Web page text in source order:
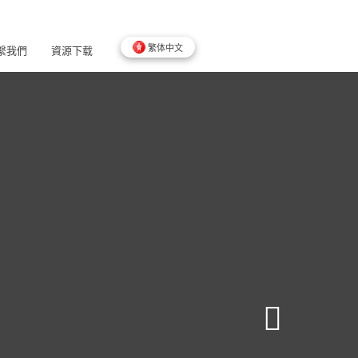
我們 資源下载 繁体中文